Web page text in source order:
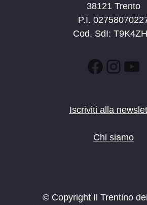
38121 Trento
P.I.
Cod. SdI:
Iscriviti alla
Chi siamo
© Copyright Il Trentino